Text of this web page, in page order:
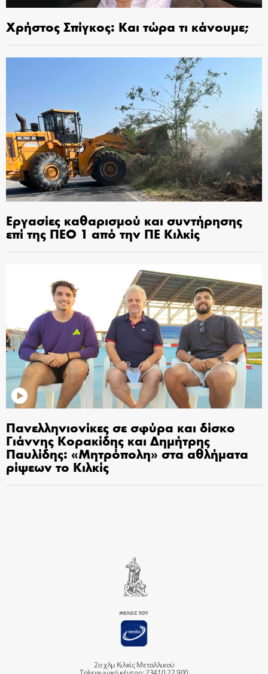
Χρήστος Σπίγκος: Και τώρα τι κάνουμε;
Εργασίες καθαρισμού και συντήρησης
επί της ΠΕΟ 1 από την ΠΕ Κιλκίς
Πανελληνιονίκες σε σφύρα και δίσκο
Γιάννης Κορακίδης και Δημήτρης
Παυλίδης: «Μητρόπολη» στα αθλήματα
ρίψεων το Κιλκίς
2ο χλμ Κιλκίς Μεταλλικού